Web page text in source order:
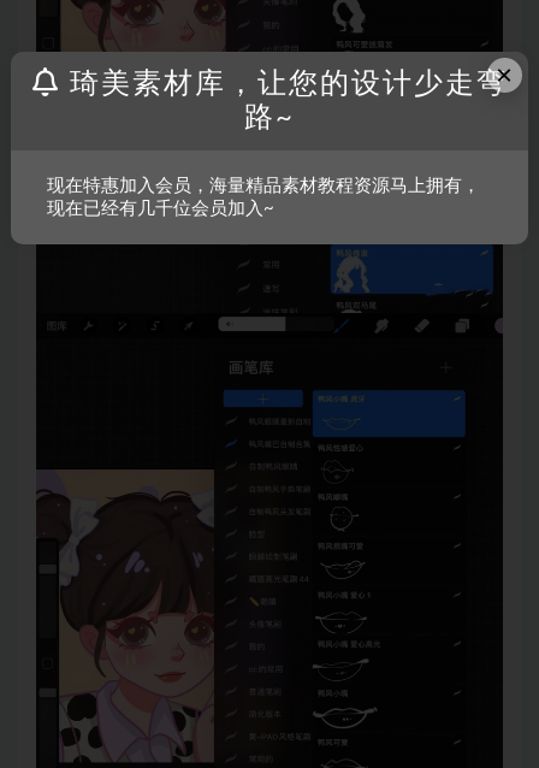
×
琦美素材库，让您的设计少走弯
路~
现在特惠加入会员，海量精品素材教程资源马上拥有，
现在已经有几千位会员加入~